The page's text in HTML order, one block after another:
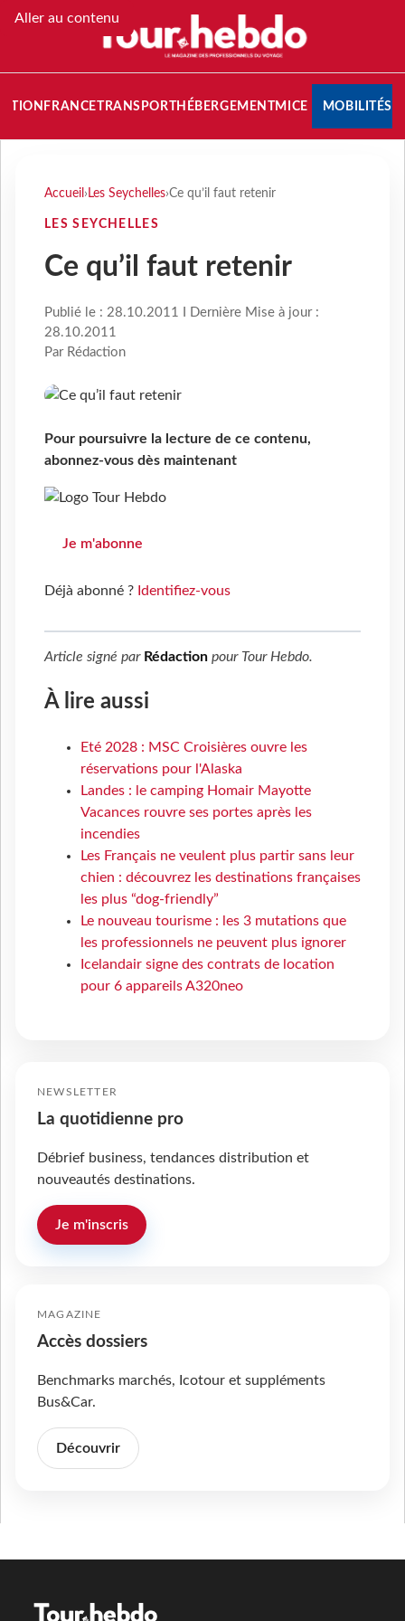
Aller au contenu
FRANCETRANSPORT HÉBERGEMENTMICE MOBILITÉS
Accueil › Les Seychelles›Ce qu’il faut retenir
LES SEYCHELLES
Ce qu’il faut retenir
Publié le : 28.10.2011 I Dernière Mise à jour :
28.10.2011
Par Rédaction
Pour poursuivre la lecture de ce contenu,
abonnez-vous dès maintenant
Je m'abonne
Déjà abonné ? Identifiez-vous
Article signé par Rédaction pour Tour Hebdo.
À lire aussi
Eté 2028 : MSC Croisières ouvre les
réservations pour l'Alaska
Landes : le camping Homair Mayotte
Vacances rouvre ses portes après les
incendies
Les Français ne veulent plus partir sans leur
chien : découvrez les destinations françaises
les plus “dog-friendly”
Le nouveau tourisme : les 3 mutations que
les professionnels ne peuvent plus ignorer
Icelandair signe des contrats de location
pour 6 appareils A320neo
NEWSLETTER
La quotidienne pro
Débrief business, tendances distribution et
nouveautés destinations.
Je m'inscris
MAGAZINE
Accès dossiers
Benchmarks marchés, Icotour et suppléments
Bus&Car.
Découvrir